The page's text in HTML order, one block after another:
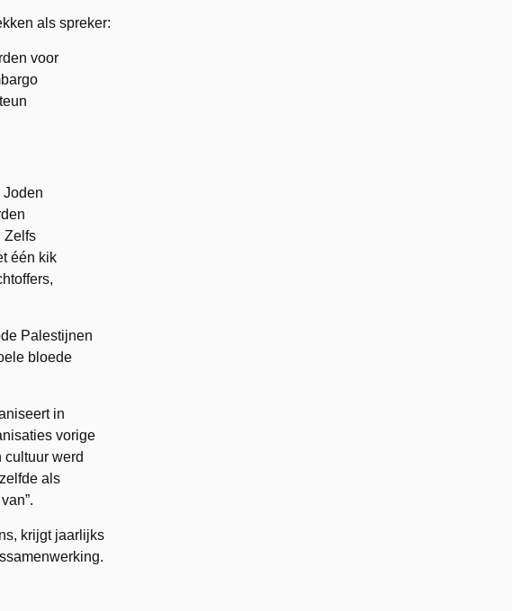
als spreker:
voor
Joden
Zelfs
één kik
Palestijnen
bloede
in
vorige
werd
als
krijgt jaarlijks